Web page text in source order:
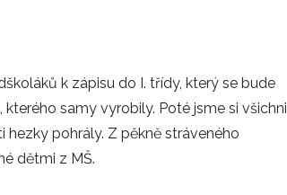
k zápisu do I. třídy, který se bude
samy vyrobily. Poté jsme si všichni
hezky pohrály. Z pěkně stráveného
dětmi z MŠ.